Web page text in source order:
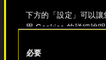
下方的「設定」可以
用 Cookies 的詳細說
Selection
必要
題。
若達成【高塔
消除獨特手槍